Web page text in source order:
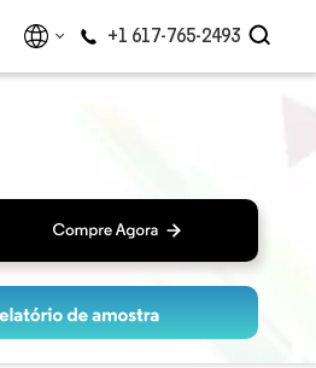
+1 617-765-2493